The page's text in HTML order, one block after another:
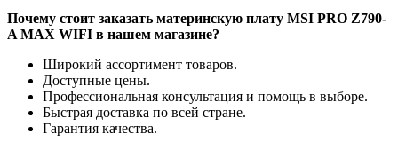
Почему стоит заказать материнскую плату MSI PRO Z790-
A MAX WIFI в нашем магазине?
Широкий ассортимент товаров.
Доступные цены.
Профессиональная консультация и помощь в выборе.
Быстрая доставка по всей стране.
Гарантия качества.